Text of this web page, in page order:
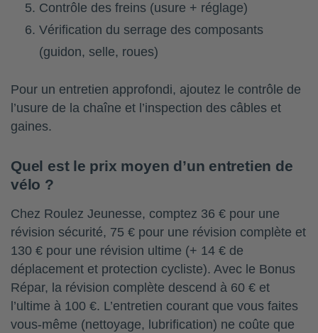
Contrôle des freins (usure + réglage)
Vérification du serrage des composants
(guidon, selle, roues)
Pour un entretien approfondi, ajoutez le contrôle de
l’usure de la chaîne et l’inspection des câbles et
gaines.
Quel est le prix moyen d’un entretien de
vélo ?
Chez Roulez Jeunesse, comptez 36 € pour une
révision sécurité, 75 € pour une révision complète et
130 € pour une révision ultime (+ 14 € de
déplacement et protection cycliste). Avec le Bonus
Répar, la révision complète descend à 60 € et
l’ultime à 100 €. L’entretien courant que vous faites
vous-même (nettoyage, lubrification) ne coûte que